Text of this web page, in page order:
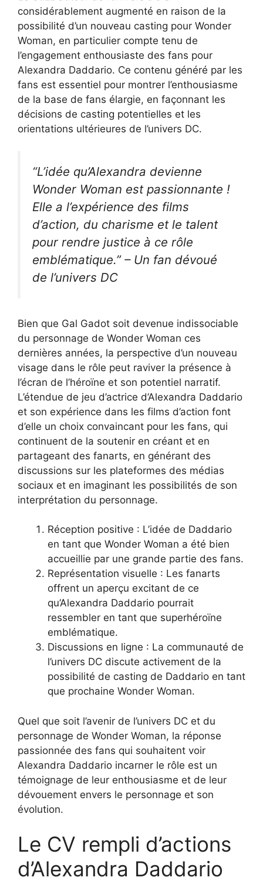
considérablement augmenté en raison de la
possibilité d’un nouveau casting pour Wonder
Woman, en particulier compte tenu de
l’engagement enthousiaste des fans pour
Alexandra Daddario. Ce contenu généré par les
fans est essentiel pour montrer l’enthousiasme
de la base de fans élargie, en façonnant les
décisions de casting potentielles et les
orientations ultérieures de l’univers DC.
“L’idée qu’Alexandra devienne
Wonder Woman est passionnante !
Elle a l’expérience des films
d’action, du charisme et le talent
pour rendre justice à ce rôle
emblématique.” – Un fan dévoué
de l’univers DC
Bien que Gal Gadot soit devenue indissociable
du personnage de Wonder Woman ces
dernières années, la perspective d’un nouveau
visage dans le rôle peut raviver la présence à
l’écran de l’héroïne et son potentiel narratif.
L’étendue de jeu d’actrice d’Alexandra Daddario
et son expérience dans les films d’action font
d’elle un choix convaincant pour les fans, qui
continuent de la soutenir en créant et en
partageant des fanarts, en générant des
discussions sur les plateformes des médias
sociaux et en imaginant les possibilités de son
interprétation du personnage.
Réception positive : L’idée de Daddario
en tant que Wonder Woman a été bien
accueillie par une grande partie des fans.
Représentation visuelle : Les fanarts
offrent un aperçu excitant de ce
qu’Alexandra Daddario pourrait
ressembler en tant que superhéroïne
emblématique.
Discussions en ligne : La communauté de
l’univers DC discute activement de la
possibilité de casting de Daddario en tant
que prochaine Wonder Woman.
Quel que soit l’avenir de l’univers DC et du
personnage de Wonder Woman, la réponse
passionnée des fans qui souhaitent voir
Alexandra Daddario incarner le rôle est un
témoignage de leur enthousiasme et de leur
dévouement envers le personnage et son
évolution.
Le CV rempli d’actions
d’Alexandra Daddario